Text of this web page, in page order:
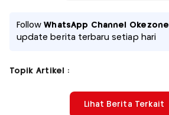
FollowWhatsApp Channel Okezone
update berita terbaru setiap hari
Topik Artikel :
Lihat Berita Terkait